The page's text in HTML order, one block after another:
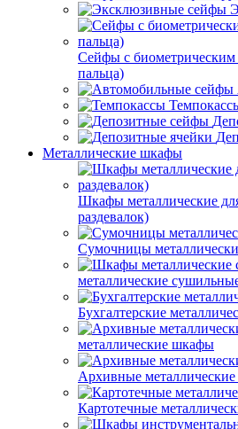
Сейфы с биометрическим
пальца)
Металлические шкафы
Шкафы металлические
раздевалок)
Сумочницы
металлические
Бухгалтерские
металлические шкафы
Архивные
Картотечные